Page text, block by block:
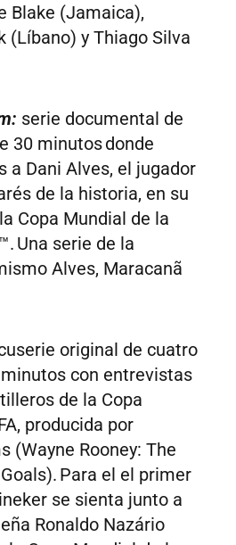
Blake (Jamaica),
(Líbano) y Thiago Silva
serie documental de
30 minutos donde
a Dani Alves, el jugador
de la historia, en su
Copa Mundial de la
Una serie de la
Alves, Maracanã
original de cuatro
con entrevistas
de la Copa
producida por
(Wayne Rooney: The
Para el el primer
se sienta junto a
Ronaldo Nazário